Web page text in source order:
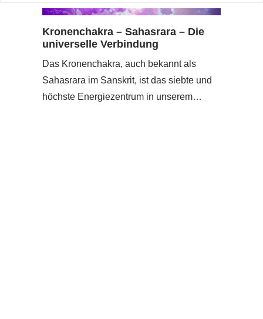
Kronenchakra – Sahasrara – Die
universelle Verbindung
Das Kronenchakra, auch bekannt als
Sahasrara im Sanskrit, ist das siebte und
höchste Energiezentrum in unserem…